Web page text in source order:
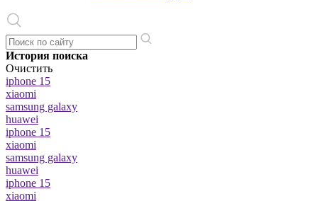
История поиска
Очистить
iphone 15
xiaomi
samsung galaxy
huawei
iphone 15
xiaomi
samsung galaxy
huawei
iphone 15
xiaomi